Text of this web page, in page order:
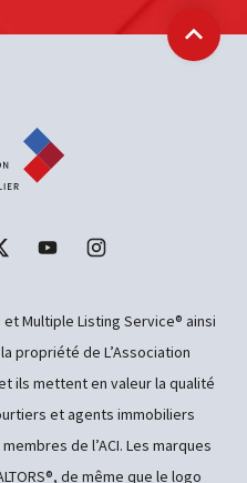
Multiple Listing Service® ainsi
propriété de L’Association
ils mettent en valeur la qualité
et agents immobiliers
de l’ACI. Les marques
de même que le logo